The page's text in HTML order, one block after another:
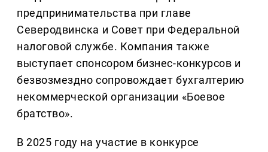
предпринимательства при главе
Северодвинска и Совет при Федеральной
налоговой службе. Компания также
выступает спонсором бизнес-конкурсов и
безвозмездно сопровождает бухгалтерию
некоммерческой организации «Боевое
братство».
В 2025 году на участие в конкурсе